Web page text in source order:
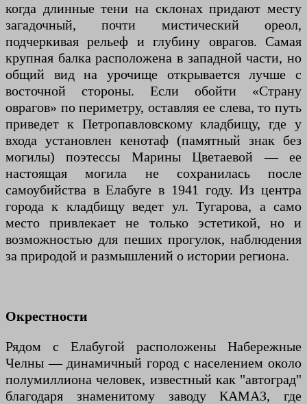
когда длинные тени на склонах придают месту
загадочный, почти мистический ореол,
подчеркивая рельеф и глубину оврагов. Самая
крупная балка расположена в западной части, но
общий вид на урочище открывается лучше с
восточной стороны. Если обойти «Страну
оврагов» по периметру, оставляя ее слева, то путь
приведет к Петропавловскому кладбищу, где у
входа установлен кенотаф (памятный знак без
могилы) поэтессы Марины Цветаевой — ее
настоящая могила не сохранилась после
самоубийства в Елабуге в 1941 году. Из центра
города к кладбищу ведет ул. Тугарова, а само
место привлекает не только эстетикой, но и
возможностью для пеших прогулок, наблюдения
за природой и размышлений о истории региона.
Окрестности
Рядом с Елабугой расположены Набережные
Челны — динамичный город с населением около
полумиллиона человек, известный как "автоград"
благодаря знаменитому заводу КАМАЗ, где